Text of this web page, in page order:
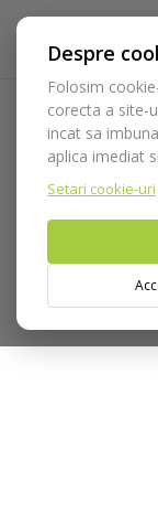
Despre
Folosim
corecta a site-
incat sa
aplica imediat
Setari cookie-uri
Acasa
restaurare
LEVANTE cod 626/
Nu puteti plasa
(United States).